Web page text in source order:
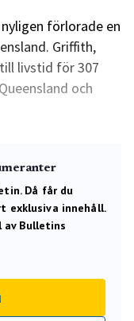
förlorade en
Griffith,
livstid för 307
och
Då får du
innehåll.
av Bulletins